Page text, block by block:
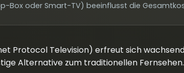
Box oder Smart-TV) beeinflusst die
Protocol Television) erfreut sich
Alternative zum traditionellen Fernsehen.